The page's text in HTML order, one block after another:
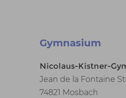
Gymnasium
Nicolaus-Kistner-
Jean de la Fontaine
74821 Mosbach